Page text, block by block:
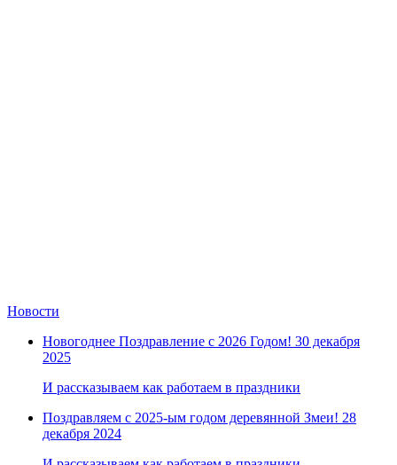
Новости
Новогоднее Поздравление с 2026 Годом! 30 декабря
2025
И рассказываем как работаем в праздники
Поздравляем с 2025-ым годом деревянной Змеи! 28
декабря 2024